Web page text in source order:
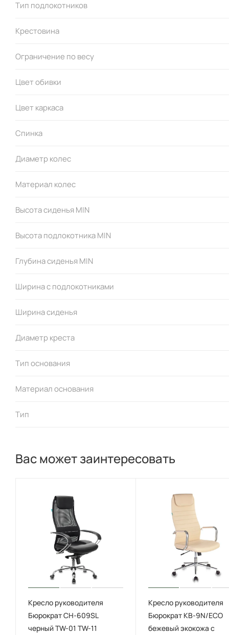
спинка: сетчатая ткань + искусственная кожа
масса: 14,1 кг
габариты (мм): 910 х 250 х 655
Тип подлокотников
Крестовина
Ограничение по весу
Цвет обивки
Цвет каркаса
Спинка
Диаметр колес
Материал колес
Высота сиденья MIN
Высота подлокотника MIN
Глубина сиденья MIN
Ширина с подлокотниками
Ширина сиденья
Диаметр креста
Тип основания
Материал основания
Тип
Вас может заинтересовать
Кресло руководителя
Бюрократ CH-609SL
черный TW-01 TW-11
Кресло руководителя
Бюрократ KB-9N/ECO
бежевый экокожа с